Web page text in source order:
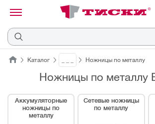
Отмена
на
Каталог Ножницы по металлу
Ножницы по металлу
Аккумуляторные
ножницы по
металлу
Сетевые ножницы
по металлу